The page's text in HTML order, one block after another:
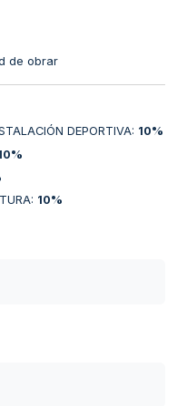
de obrar
DEPORTIVA: 10%
: 10%